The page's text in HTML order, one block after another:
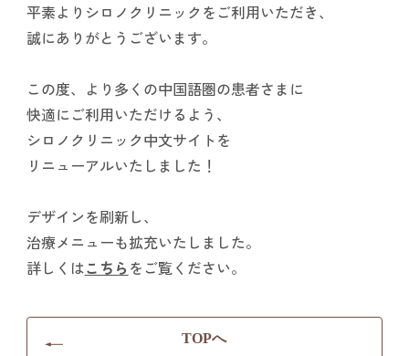
平素よりシロノクリニックをご利用いただき、
誠にありがとうございます。
この度、より多くの中国語圏の患者さまに
快適にご利用いただけるよう、
シロノクリニック中文サイトを
リニューアルいたしました！
デザインを刷新し、
治療メニューも拡充いたしました。
詳しくはこちら をご覧ください。
TOPへ